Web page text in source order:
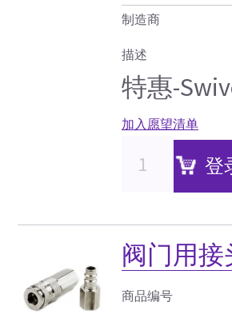
制造商
描述
特惠-
加入愿望清单
登
阀门用接
商品编号